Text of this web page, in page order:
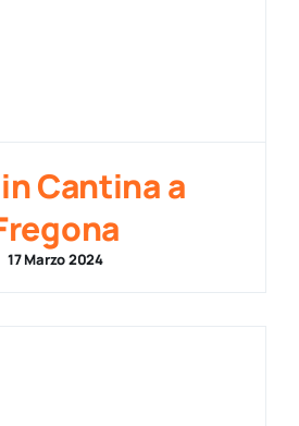
Cantina a
17 Marzo 2024